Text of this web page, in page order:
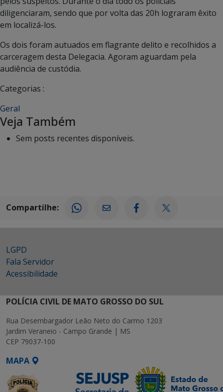
diligenciaram, sendo que por volta das 20h lograram êxito
em localizá-los.
Os dois foram autuados em flagrante delito e recolhidos a
carceragem desta Delegacia. Agoram aguardam pela
audiência de custódia.
Categorias :
Geral
Veja Também
Sem posts recentes disponíveis.
Compartilhe:
LGPD
Fala Servidor
Acessibilidade
POLÍCIA CIVIL DE MATO GROSSO DO SUL
Rua Desembargador Leão Neto do Carmo 1203
Jardim Veraneio - Campo Grande | MS
CEP 79037-100
MAPA